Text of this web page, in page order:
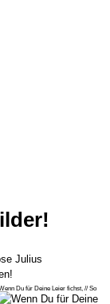
Julius
Du für Deine Leier fichst, // So
thu' es ernst und feierlichst. – J